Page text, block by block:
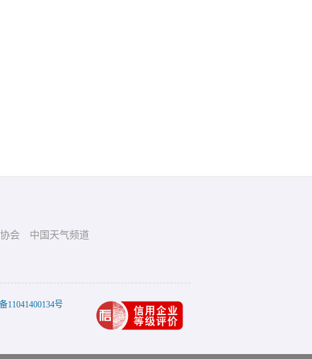
会 中国天气频道
11041400134号